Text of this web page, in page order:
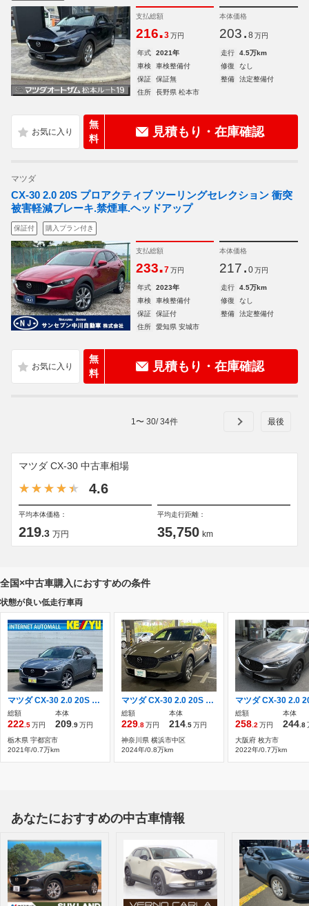
支払総額
216.3 万円
本体価格
203. 8 万円
年式 2021年 走行
4.5万km
車検
車検整備付 修復
なし
保証
保証無 整備
法定整備付
住所
長野県 松本市
無
料
見積もり・在庫確認
マツダ
CX-30 2.0 20S プロアクティブ ツーリングセレクション 衝突
被害軽減ブレーキ.禁煙車.ヘッドアップ
保証付 購入プラン付き
支払総額
233.7 万円
本体価格
217. 0 万円
年式 2023年 走行
4.5万km
車検
車検整備付 修復
なし
保証
保証付 整備
法定整備付
住所
愛知県 安城市
無
料
見積もり・在庫確認
1 〜 30/34件
マツダ CX-30 中古車相場
4.6
平均本体価格：
219.3 万円
平均走行距離：
35,750 km
全国×中古車購入におすすめの条件
状態が良い低走行車両
マツダ CX-30 2.0 20S プロアクティブ 禁煙/I-ACTIVSENSE/マツダコネクト8インチ
総額
222 .5万円
本体
209 .9万円
栃木県 宇都宮市
2021年/0.7万km
マツダ CX-30 2.0 20S スマートキー ETC メモリーナビ ドライ
総額
229 .8万円
本体
214 .5万円
神奈川県 横浜市中区
2024年/0.8万km
総額
258 .2 万円
本体
244 .8
大阪府 枚方市
2022年/0.7万km
あなたにおすすめの中古車情報